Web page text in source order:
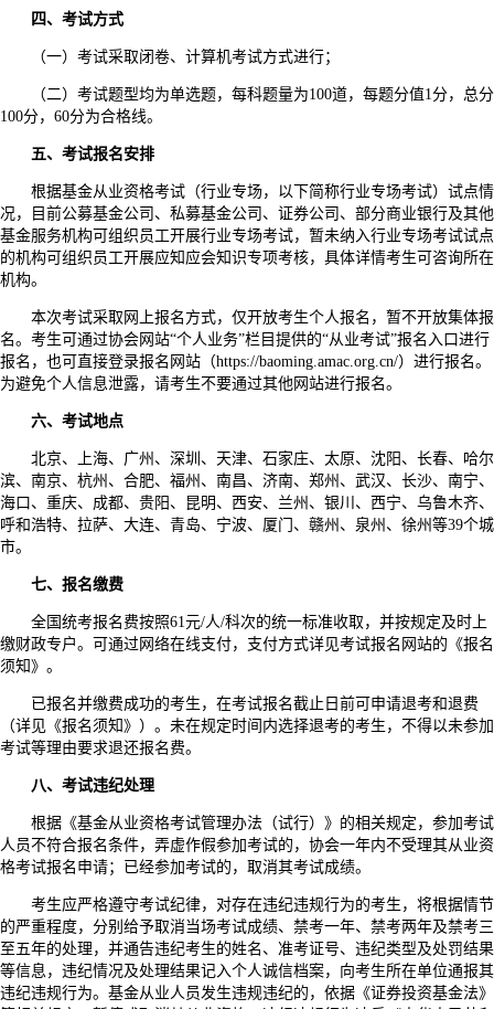
四、考试方式
（一）考试采取闭卷、计算机考试方式进行；
（二）考试题型均为单选题，每科题量为100道，每题分值1分，总分
100分，60分为合格线。
五、考试报名安排
根据基金从业资格考试（行业专场，以下简称行业专场考试）试点情
况，目前公募基金公司、私募基金公司、证券公司、部分商业银行及其他
基金服务机构可组织员工开展行业专场考试，暂未纳入行业专场考试试点
的机构可组织员工开展应知应会知识专项考核，具体详情考生可咨询所在
机构。
本次考试采取网上报名方式，仅开放考生个人报名，暂不开放集体报
名。考生可通过协会网站“个人业务”栏目提供的“从业考试”报名入口进行
报名，也可直接登录报名网站（https://baoming.amac.org.cn/）进行报名。
为避免个人信息泄露，请考生不要通过其他网站进行报名。
六、考试地点
北京、上海、广州、深圳、天津、石家庄、太原、沈阳、长春、哈尔
滨、南京、杭州、合肥、福州、南昌、济南、郑州、武汉、长沙、南宁、
海口、重庆、成都、贵阳、昆明、西安、兰州、银川、西宁、乌鲁木齐、
呼和浩特、拉萨、大连、青岛、宁波、厦门、赣州、泉州、徐州等39个城
市。
七、报名缴费
全国统考报名费按照61元/人/科次的统一标准收取，并按规定及时上
缴财政专户。可通过网络在线支付，支付方式详见考试报名网站的《报名
须知》。
已报名并缴费成功的考生，在考试报名截止日前可申请退考和退费
（详见《报名须知》）。未在规定时间内选择退考的考生，不得以未参加
考试等理由要求退还报名费。
八、考试违纪处理
根据《基金从业资格考试管理办法（试行）》的相关规定，参加考试
人员不符合报名条件，弄虚作假参加考试的，协会一年内不受理其从业资
格考试报名申请；已经参加考试的，取消其考试成绩。
考生应严格遵守考试纪律，对存在违纪违规行为的考生，将根据情节
的严重程度，分别给予取消当场考试成绩、禁考一年、禁考两年及禁考三
至五年的处理，并通告违纪考生的姓名、准考证号、违纪类型及处罚结果
等信息，违纪情况及处理结果记入个人诚信档案，向考生所在单位通报其
违纪违规行为。基金从业人员发生违规违纪的，依据《证券投资基金法》